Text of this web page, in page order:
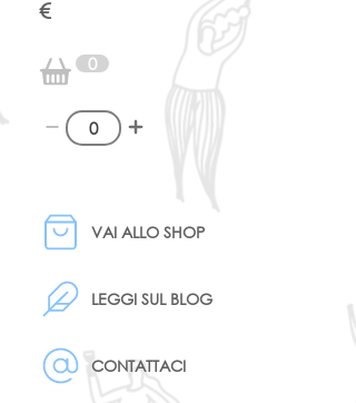
VAI ALLO SHOP
CONTATTACI
LEGGI SUL BLOG
0
€